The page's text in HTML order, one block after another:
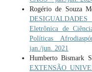
Rogério de Souza
Eletrônica de
Políticas
jan./jun. 2021
Humberto Bismark
EXTENSÃO